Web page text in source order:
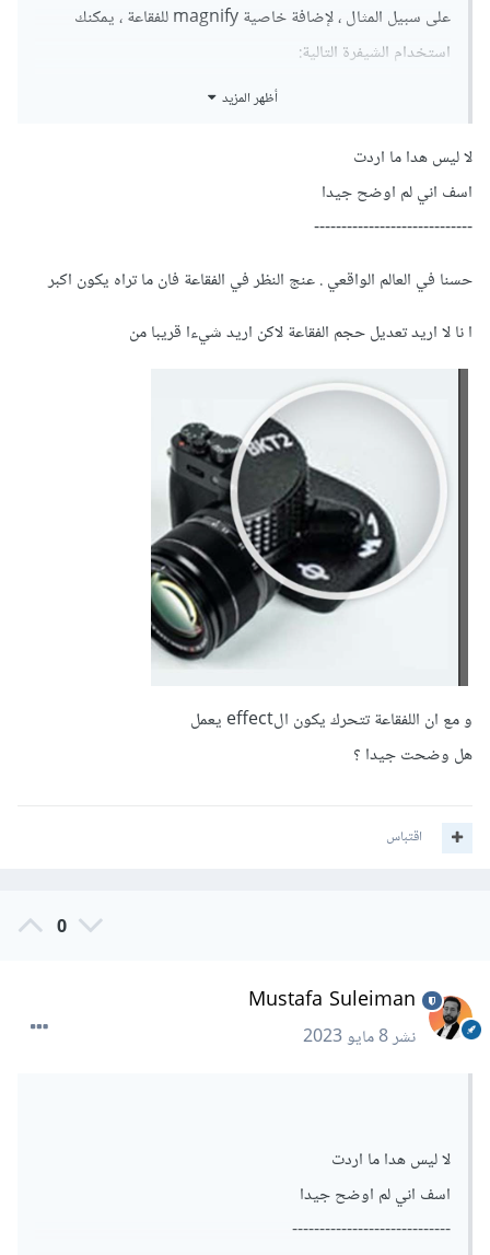
حجمها وموقعها بناءً على ما ترغب فيه داخل العنصر الأساسي
على سبيل المثال ، لإضافة خاصية magnify للفقاعة ، يمكنك
استخدام الشيفرة التالية:
في هذا المثال، عندما يتم تحويل المؤشر إلى الفقاعة، سيتم تكبير
ومن الجدير بالذكر أنه يمكنك تعديل قيمة scale لتحقيق أي حجم
تريده.
أظهر المزيد
لا ليس هدا ما اردت
اسف اني لم اوضح جيدا
-----------------------------
حسنا في العالم الواقعي . عنج النظر في الفقاعة فان ما تراه يكون اكبر
ا نا لا اريد تعديل حجم الفقاعة لاكن اريد شيءا قريبا من
و مع ان اللفقاعة تتحرك يكون الeffect يعمل
هل وضحت جيدا ؟
اقتباس
0
Mustafa Suleiman
نشر8 مايو 2023
لا ليس هدا ما اردت
اسف اني لم اوضح جيدا
-----------------------------